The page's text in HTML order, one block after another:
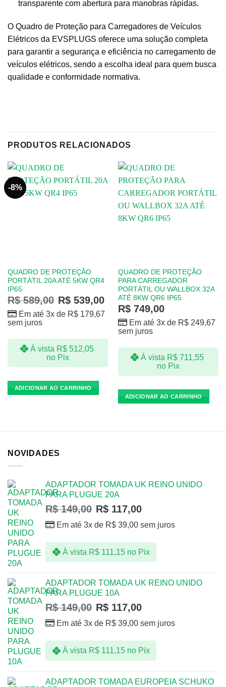
transparente com abertura para manobras rápidas.
O Quadro de Proteção para Carregadores de Veículos
Elétricos da EVSPLUGS oferece uma solução completa
para garantir a segurança e eficiência no carregamento de
veículos elétricos, sendo a escolha ideal para quem busca
qualidade e conformidade normativa.
PRODUTOS RELACIONADOS
-8%
QUADRO DE PROTEÇÃO
PORTÁTIL 20A ATÉ 5KW QR4
IP65
R$589,00 R$539,00
Em até 3x de R$179,67
sem juros
À vista R$512,05
no Pix
ADICIONAR AO CARRINHO
QUADRO DE PROTEÇÃO
PARA CARREGADOR
PORTÁTIL OU WALLBOX 32A
ATÉ 8KW QR6 IP65
R$749,00
Em até 3x de R$249,67
sem juros
À vista R$ 711,55
no Pix
ADICIONAR AO CARRINHO
NOVIDADES
ADAPTADOR TOMADA UK REINO UNIDO
PARA PLUGUE 20A
R$149,00 R$ 117,00
Em até 3x de R$ 39,00 sem juros
À vista R$111,15 no Pix
ADAPTADOR TOMADA UK REINO UNIDO
PARA PLUGUE 10A
R$149,00 R$ 117,00
Em até 3x de R$ 39,00 sem juros
À vista R$111,15 no Pix
ADAPTADOR TOMADA EUROPEIA SCHUKO